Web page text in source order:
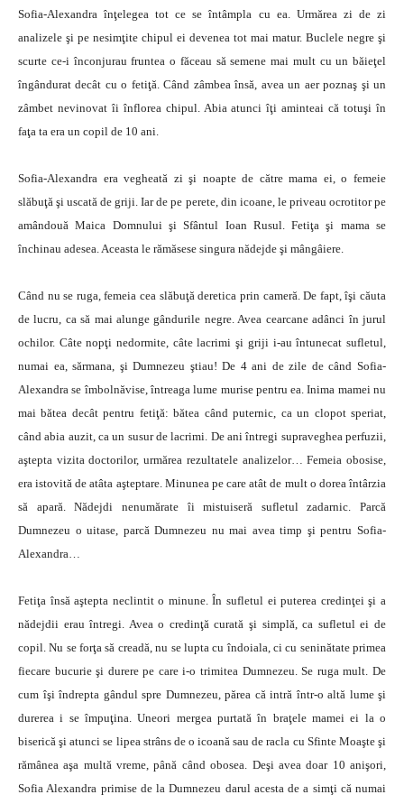
Sofia-Alexandra înţelegea tot ce se întâmpla cu ea. Urmărea zi de zi
analizele şi pe nesimţite chipul ei devenea tot mai matur. Buclele negre şi
scurte ce-i înconjurau fruntea o făceau să semene mai mult cu un băieţel
îngândurat decât cu o fetiţă. Când zâmbea însă, avea un aer poznaş şi un
zâmbet nevinovat îi înflorea chipul. Abia atunci îţi aminteai că totuşi în
faţa ta era un copil de 10 ani.
Sofia-Alexandra era vegheată zi şi noapte de către mama ei, o femeie
slăbuţă şi uscată de griji. Iar de pe perete, din icoane, le priveau ocrotitor pe
amândouă Maica Domnului şi Sfântul Ioan Rusul. Fetiţa şi mama se
închinau adesea. Aceasta le rămăsese singura nădejde şi mângâiere.
Când nu se ruga, femeia cea slăbuţă deretica prin cameră. De fapt, îşi căuta
de lucru, ca să mai alunge gândurile negre. Avea cearcane adânci în jurul
ochilor. Câte nopţi nedormite, câte lacrimi şi griji i-au întunecat sufletul,
numai ea, sărmana, şi Dumnezeu ştiau! De 4 ani de zile de când Sofia-
Alexandra se îmbolnăvise, întreaga lume murise pentru ea. Inima mamei nu
mai bătea decât pentru fetiţă: bătea când puternic, ca un clopot speriat,
când abia auzit, ca un susur de lacrimi. De ani întregi supraveghea perfuzii,
aştepta vizita doctorilor, urmărea rezultatele analizelor… Femeia obosise,
era istovită de atâta aşteptare. Minunea pe care atât de mult o dorea întârzia
să apară. Nădejdi nenumărate îi mistuiseră sufletul zadarnic. Parcă
Dumnezeu o uitase, parcă Dumnezeu nu mai avea timp şi pentru Sofia-
Alexandra…
Fetiţa însă aştepta neclintit o minune. În sufletul ei puterea credinţei şi a
nădejdii erau întregi. Avea o credinţă curată şi simplă, ca sufletul ei de
copil. Nu se forţa să creadă, nu se lupta cu îndoiala, ci cu seninătate primea
fiecare bucurie şi durere pe care i-o trimitea Dumnezeu. Se ruga mult. De
cum îşi îndrepta gândul spre Dumnezeu, părea că intră într-o altă lume şi
durerea i se împuţina. Uneori mergea purtată în braţele mamei ei la o
biserică şi atunci se lipea strâns de o icoană sau de racla cu Sfinte Moaşte şi
rămânea aşa multă vreme, până când obosea. Deşi avea doar 10 anişori,
Sofia Alexandra primise de la Dumnezeu darul acesta de a simţi că numai